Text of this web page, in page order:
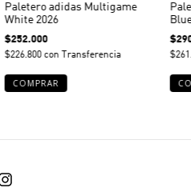
Paletero adidas Multigame
White 2026
$252.000
$226.800 con Transferencia